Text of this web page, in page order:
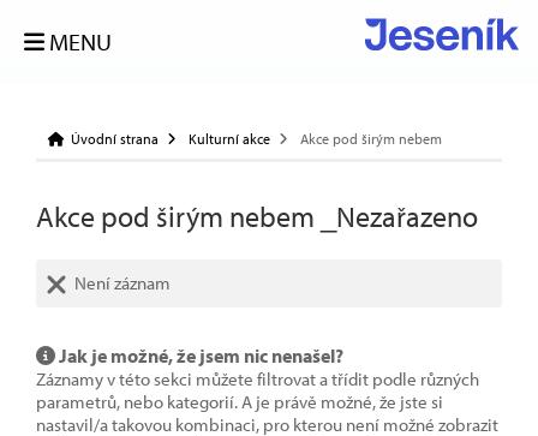
MENU
Úvodní strana Kulturní akce Akce pod širým nebem
Akce pod širým nebem _Nezařazeno
Není záznam
Jak je možné, že jsem nic nenašel?
Záznamy v této sekci můžete filtrovat a třídit podle různých
parametrů, nebo kategorií. A je právě možné, že jste si
nastavil/a takovou kombinaci, pro kterou není možné zobrazit